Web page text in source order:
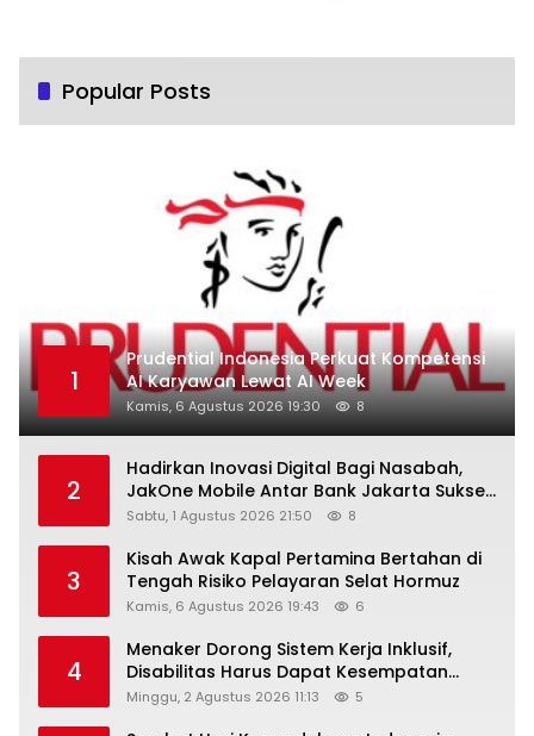
Popular Posts
1
Prudential Indonesia Perkuat Kompetensi
AI Karyawan Lewat AI Week
Kamis, 6 Agustus 2026 19:30 8
2
Hadirkan Inovasi Digital Bagi Nasabah,
JakOne Mobile Antar Bank Jakarta Sukses
Raih Digital Excellence Awards 2026
Sabtu, 1 Agustus 2026 21:50 8
3
Kisah Awak Kapal Pertamina Bertahan di
Tengah Risiko Pelayaran Selat Hormuz
Kamis, 6 Agustus 2026 19:43 6
4
Menaker Dorong Sistem Kerja Inklusif,
Disabilitas Harus Dapat Kesempatan
Setara
Minggu, 2 Agustus 2026 11:13 5